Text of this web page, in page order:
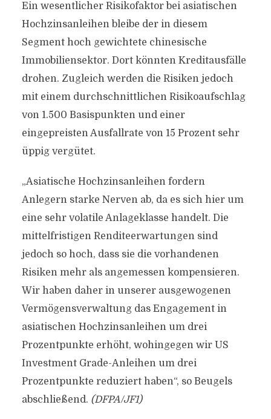
Ein wesentlicher Risikofaktor bei asiatischen
Hochzinsanleihen bleibe der in diesem
Segment hoch gewichtete chinesische
Immobiliensektor. Dort könnten Kreditausfälle
drohen. Zugleich werden die Risiken jedoch
mit einem durchschnittlichen Risikoaufschlag
von 1.500 Basispunkten und einer
eingepreisten Ausfallrate von 15 Prozent sehr
üppig vergütet.
„Asiatische Hochzinsanleihen fordern
Anlegern starke Nerven ab, da es sich hier um
eine sehr volatile Anlageklasse handelt. Die
mittelfristigen Renditeerwartungen sind
jedoch so hoch, dass sie die vorhandenen
Risiken mehr als angemessen kompensieren.
Wir haben daher in unserer ausgewogenen
Vermögensverwaltung das Engagement in
asiatischen Hochzinsanleihen um drei
Prozentpunkte erhöht, wohingegen wir US
Investment Grade-Anleihen um drei
Prozentpunkte reduziert haben“, so Beugels
abschließend. (DFPA/JF1)